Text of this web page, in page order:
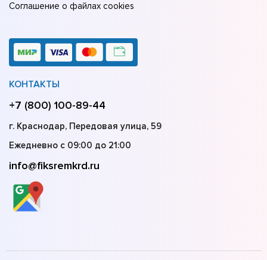
Соглашение о файлах cookies
КОНТАКТЫ
+7 (800) 100-89-44
г. Краснодар, Передовая улица, 59
Ежедневно с 09:00 до 21:00
info@fiksremkrd.ru